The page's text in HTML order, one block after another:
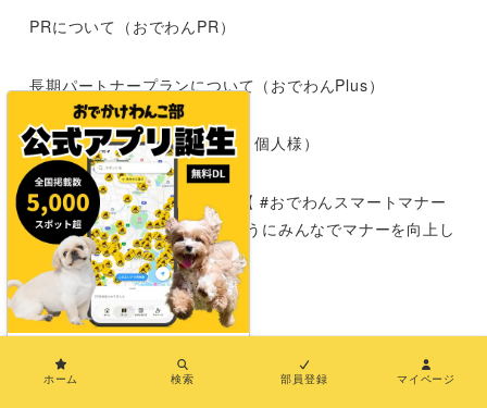
PRについて（おでわんPR）
長期パートナープランについて（おでわんPlus）
応援サポーター募集（企業様・個人様）
犬とおでかけする時のマナー【 #おでわんスマートマナー
】|わんこokの施設が増えるようにみんなでマナーを向上し
よう
運営者情報
お問い合わせ
ホーム 検索 部員登録 マイページ